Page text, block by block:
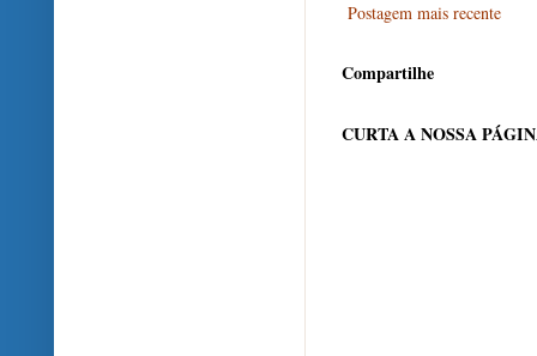
Postagem mais recente
Compartilhe
CURTA A NOSSA